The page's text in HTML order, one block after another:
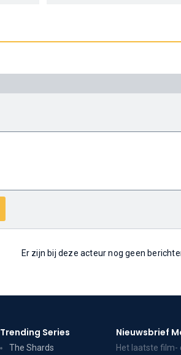
Er zijn bij deze acteur nog geen
Trending Series
The Shards
Nieuwsbrief
Het laatste film-